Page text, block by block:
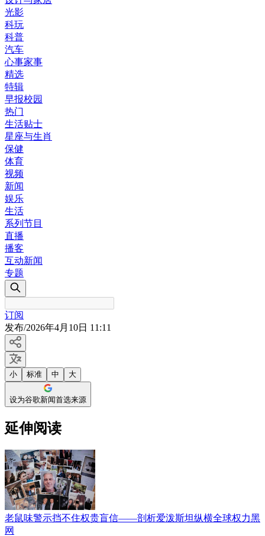
光影
科玩
科普
汽车
心事家事
精选
特辑
早报校园
热门
生活贴士
星座与生肖
保健
体育
视频
新闻
娱乐
生活
系列节目
直播
播客
互动新闻
专题
订阅
发布/2026年4月10日 11:11
小 标准 中 大
设为谷歌新闻首选来源
延伸阅读
老鼠味警示挡不住权贵盲信——剖析爱泼斯坦纵横全球权力黑
网